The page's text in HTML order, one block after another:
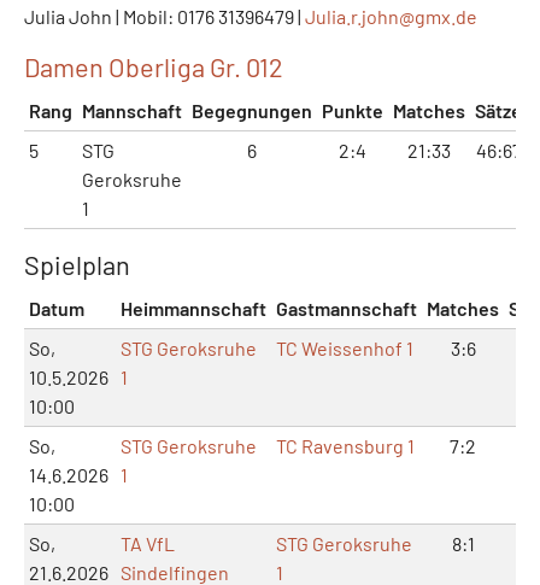
Julia John | Mobil: 0176 31396479 | Julia.r.john@gmx.de
Damen Oberliga Gr. 012
Rang Mannschaft Begegnungen Punkte Matches Sätze
5
STG
Geroksruhe
1
6 2:4 21:33 46:67
Spielplan
Datum Heimmannschaft Gastmannschaft Matches
So,
10.5.2026
10:00
STG Geroksruhe
1
TC Weissenhof 1 3:6
So,
14.6.2026
10:00
STG Geroksruhe
1
TC Ravensburg 1 7:2
So,
21.6.2026
TA VfL
Sindelfingen
STG Geroksruhe
1
8:1